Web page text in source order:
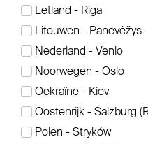
Letland - Riga
Litouwen - Panevėžys
Nederland - Venlo
Noorwegen - Oslo
Oekraïne - Kiev
Oostenrijk - Salzburg
Polen - Stryków